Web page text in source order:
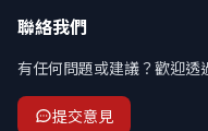
聯絡我們
有任何問題或建議？歡迎透
提交意見